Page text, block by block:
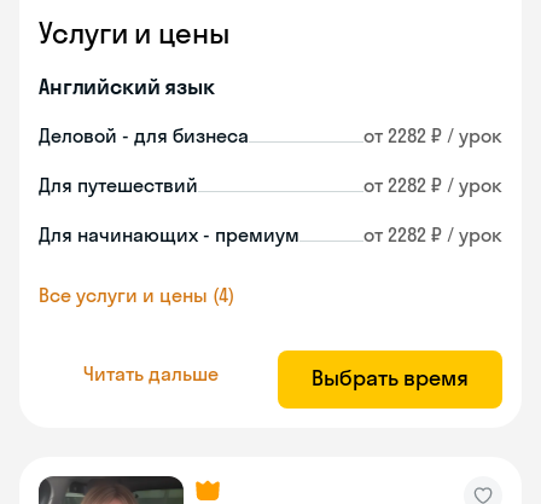
Услуги и цены
Английский язык
Деловой - для бизнеса от 2282 ₽ / урок
Для путешествий от 2282 ₽ / урок
Для начинающих - премиум от 2282 ₽ / урок
Все услуги и цены (4)
Читать дальше Выбрать время